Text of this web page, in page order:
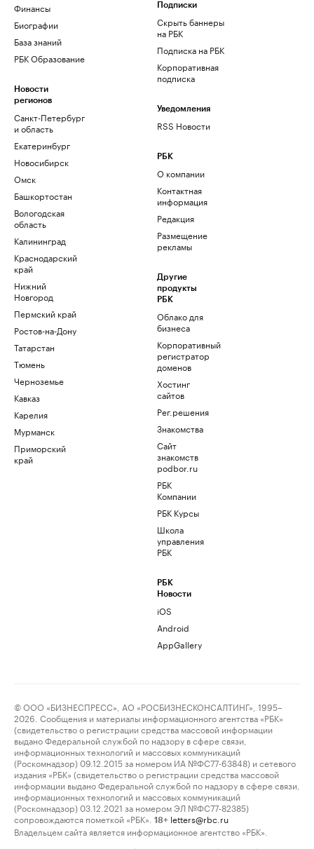
Финансы
Биографии
База знаний
РБК Образование
Новости
регионов
Санкт-Петербург
и область
Екатеринбург
Новосибирск
Омск
Башкортостан
Вологодская
область
Калининград
Краснодарский
край
Нижний
Новгород
Пермский край
Ростов-на-Дону
Татарстан
Тюмень
Черноземье
Кавказ
Карелия
Мурманск
Приморский
край
Подписки
Скрыть баннеры
на РБК
Подписка на РБК
Корпоративная
подписка
Уведомления
RSS Новости
РБК
О компании
Контактная
информация
Редакция
Размещение
рекламы
Другие
продукты
РБК
Облако для
бизнеса
Корпоративный
регистратор
доменов
Хостинг
сайтов
Рег.решения
Знакомства
Сайт
знакомств
podbor.ru
РБК
Компании
РБК Курсы
Школа
управления
РБК
РБК
Новости
iOS
Android
AppGallery
© ООО «БИЗНЕСПРЕСС», АО «РОСБИЗНЕСКОНСАЛТИНГ», 1995–
2026. Сообщения и материалы информационного агентства «РБК»
(свидетельство о регистрации средства массовой информации
выдано Федеральной службой по надзору в сфере связи,
информационных технологий и массовых коммуникаций
(Роскомнадзор) 09.12.2015 за номером ИА №ФС77-63848) и сетевого
издания «РБК» (свидетельство о регистрации средства массовой
информации выдано Федеральной службой по надзору в сфере связи,
информационных технологий и массовых коммуникаций
(Роскомнадзор) 03.12.2021 за номером ЭЛ №ФС77-82385)
сопровождаются пометкой «РБК».
18+ letters@rbc.ru
Владельцем сайта является информационное агентство «РБК».